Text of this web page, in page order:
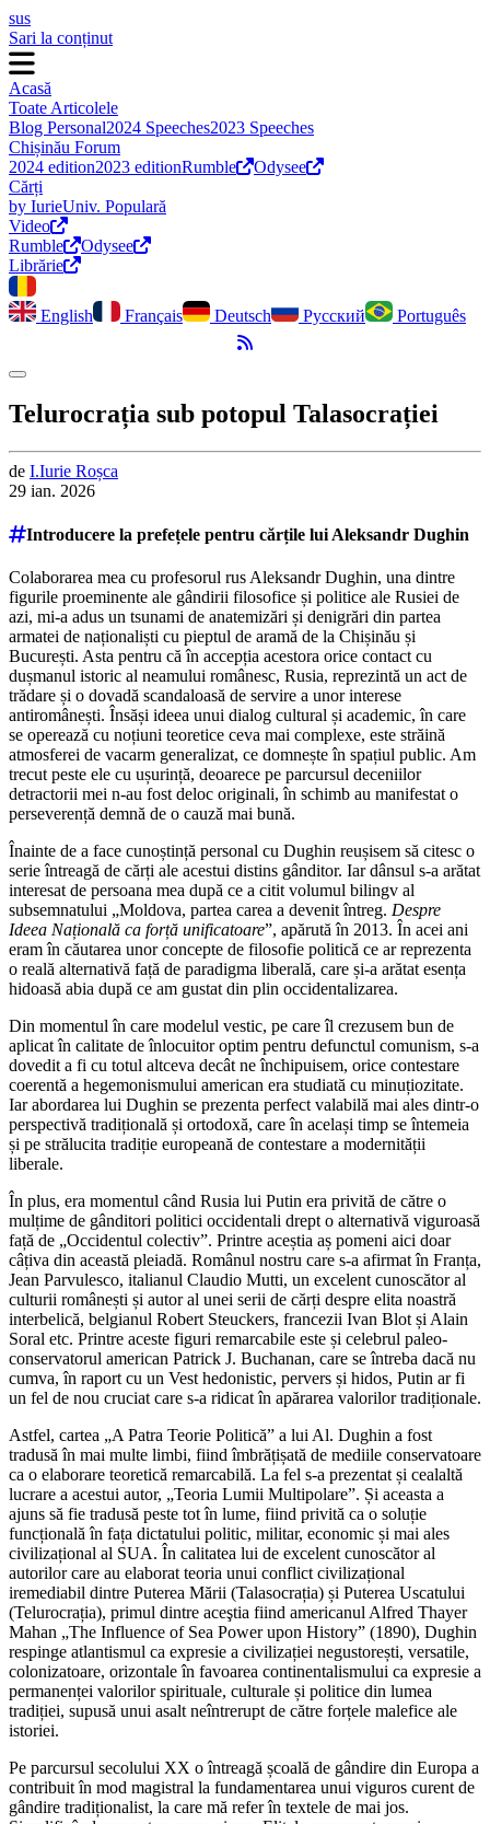
sus
Sari la conținut
Acasă
Toate Articolele
Blog Personal2024 Speeches2023 Speeches
Chișinău Forum
2024 edition2023 editionRumble
Odysee
Cărți
by IurieUniv. Populară
Video
Rumble
Odysee
Librărie
English Français Deutsch Русский
Português
Flux RSS
Comută modul întunecat
Telurocrația sub potopul Talasocrației
de I.Iurie Roșca
29 ian. 2026
Introducere la prefețele pentru cărțile lui Aleksandr Dughin
Colaborarea mea cu profesorul rus Aleksandr Dughin, una dintre
figurile proeminente ale gândirii filosofice și politice ale Rusiei de
azi, mi-a adus un tsunami de anatemizări și denigrări din partea
armatei de naționaliști cu pieptul de aramă de la Chișinău și
București. Asta pentru că în accepția acestora orice contact cu
dușmanul istoric al neamului românesc, Rusia, reprezintă un act de
trădare și o dovadă scandaloasă de servire a unor interese
antiromânești. Însăși ideea unui dialog cultural și academic, în care
se operează cu noțiuni teoretice ceva mai complexe, este străină
atmosferei de vacarm generalizat, ce domnește în spațiul public. Am
trecut peste ele cu ușurință, deoarece pe parcursul deceniilor
detractorii mei n-au fost deloc originali, în schimb au manifestat o
perseverență demnă de o cauză mai bună.
Înainte de a face cunoștință personal cu Dughin reușisem să citesc o
serie întreagă de cărți ale acestui distins gânditor. Iar dânsul s-a arătat
interesat de persoana mea după ce a citit volumul bilingv al
subsemnatului „Moldova, partea carea a devenit întreg. Despre
Ideea Națională ca forță unificatoare”, apărută în 2013. În acei ani
eram în căutarea unor concepte de filosofie politică ce ar reprezenta
o reală alternativă față de paradigma liberală, care și-a arătat esența
hidoasă abia după ce am gustat din plin occidentalizarea.
Din momentul în care modelul vestic, pe care îl crezusem bun de
aplicat în calitate de înlocuitor optim pentru defunctul comunism, s-a
dovedit a fi cu totul altceva decât ne închipuisem, orice contestare
coerentă a hegemonismului american era studiată cu minuțiozitate.
Iar abordarea lui Dughin se prezenta perfect valabilă mai ales dintr-o
perspectivă tradițională și ortodoxă, care în același timp se întemeia
și pe strălucita tradiție europeană de contestare a modernității
liberale.
În plus, era momentul când Rusia lui Putin era privită de către o
mulțime de gânditori politici occidentali drept o alternativă viguroasă
față de „Occidentul colectiv”. Printre aceștia aș pomeni aici doar
câțiva din această pleiadă. Românul nostru care s-a afirmat în Franța,
Jean Parvulesco, italianul Claudio Mutti, un excelent cunoscător al
culturii românești și autor al unei serii de cărți despre elita noastră
interbelică, belgianul Robert Steuckers, francezii Ivan Blot și Alain
Soral etc. Printre aceste figuri remarcabile este și celebrul paleo-
conservatorul american Patrick J. Buchanan, care se întreba dacă nu
cumva, în raport cu un Vest hedonistic, pervers și hidos, Putin ar fi
un fel de nou cruciat care s-a ridicat în apărarea valorilor tradiționale.
Astfel, cartea „A Patra Teorie Politică” a lui Al. Dughin a fost
tradusă în mai multe limbi, fiind îmbrățișată de mediile conservatoare
ca o elaborare teoretică remarcabilă. La fel s-a prezentat și cealaltă
lucrare a acestui autor, „Teoria Lumii Multipolare”. Și aceasta a
ajuns să fie tradusă peste tot în lume, fiind privită ca o soluție
funcțională în fața dictatului politic, militar, economic și mai ales
civilizațional al SUA. În calitatea lui de excelent cunoscător al
autorilor care au elaborat teoria unui conflict civilizațional
iremediabil dintre Puterea Mării (Talasocrația) și Puterea Uscatului
(Telurocrația), primul dintre aceştia fiind americanul Alfred Thayer
Mahan „The Influence of Sea Power upon History” (1890), Dughin
respinge atlantismul ca expresie a civilizației negustorești, versatile,
colonizatoare, orizontale în favoarea continentalismului ca expresie a
permanenței valorilor spirituale, culturale și politice din lumea
tradiției, supusă unui asalt neîntrerupt de către forțele malefice ale
istoriei.
Pe parcursul secolului XX o întreagă școală de gândire din Europa a
contribuit în mod magistral la fundamentarea unui viguros curent de
gândire tradiționalist, la care mă refer în textele de mai jos.